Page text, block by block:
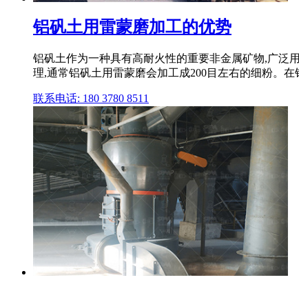
铝矾土用雷蒙磨加工的优势
铝矾土作为一种具有高耐火性的重要非金属矿物,广泛
理,通常铝矾土用雷蒙磨会加工成200目左右的细粉。
联系电话: 180 3780 8511